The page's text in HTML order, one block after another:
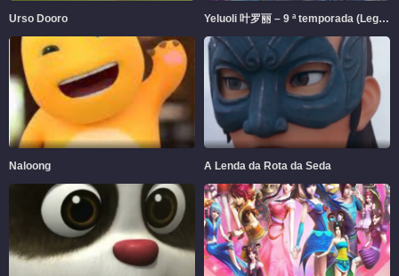
Urso Dooro Yeluoli 叶罗丽 – 9 ª temporada (Legendado)
Naloong A Lenda da Rota da Seda